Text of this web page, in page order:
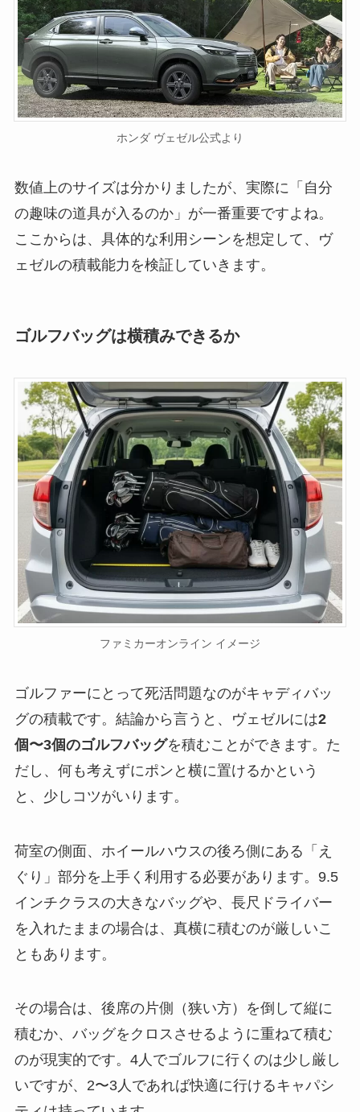
ホンダ ヴェゼル公式より
数値上のサイズは分かりましたが、実際に「自分
の趣味の道具が入るのか」が一番重要ですよね。
ここからは、具体的な利用シーンを想定して、ヴ
ェゼルの積載能力を検証していきます。
ゴルフバッグは横積みできるか
ファミカーオンライン イメージ
ゴルファーにとって死活問題なのがキャディバッ
グの積載です。結論から言うと、ヴェゼルには2
個〜3個のゴルフバッグを積むことができます。た
だし、何も考えずにポンと横に置けるかという
と、少しコツがいります。
荷室の側面、ホイールハウスの後ろ側にある「え
ぐり」部分を上手く利用する必要があります。9.5
インチクラスの大きなバッグや、長尺ドライバー
を入れたままの場合は、真横に積むのが厳しいこ
ともあります。
その場合は、後席の片側（狭い方）を倒して縦に
積むか、バッグをクロスさせるように重ねて積む
のが現実的です。4人でゴルフに行くのは少し厳し
いですが、2〜3人であれば快適に行けるキャパシ